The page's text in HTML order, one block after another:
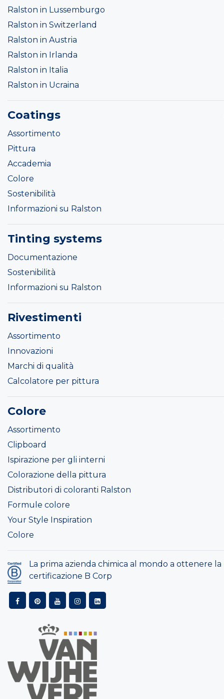
Ralston in Lussemburgo
Ralston in Switzerland
Ralston in Austria
Ralston in Irlanda
Ralston in Italia
Ralston in Ucraina
Coatings
Assortimento
Pittura
Accademia
Colore
Sostenibilità
Informazioni su Ralston
Tinting systems
Documentazione
Sostenibilità
Informazioni su Ralston
Rivestimenti
Assortimento
Innovazioni
Marchi di qualità
Calcolatore per pittura
Colore
Assortimento
Clipboard
Ispirazione per gli interni
Colorazione della pittura
Distributori di coloranti Ralston
Formule colore
Your Style Inspiration
Colore
La prima azienda chimica al mondo a ottenere la
certificazione B Corp